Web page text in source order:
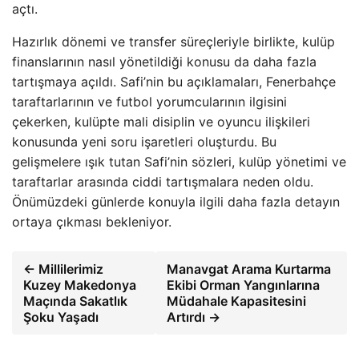
açtı.
Hazırlık dönemi ve transfer süreçleriyle birlikte, kulüp
finanslarının nasıl yönetildiği konusu da daha fazla
tartışmaya açıldı. Safi’nin bu açıklamaları, Fenerbahçe
taraftarlarının ve futbol yorumcularının ilgisini
çekerken, kulüpte mali disiplin ve oyuncu ilişkileri
konusunda yeni soru işaretleri oluşturdu. Bu
gelişmelere ışık tutan Safi’nin sözleri, kulüp yönetimi ve
taraftarlar arasında ciddi tartışmalara neden oldu.
Önümüzdeki günlerde konuyla ilgili daha fazla detayın
ortaya çıkması bekleniyor.
← Millilerimiz
Kuzey Makedonya
Maçında Sakatlık
Şoku Yaşadı
Manavgat Arama Kurtarma
Ekibi Orman Yangınlarına
Müdahale Kapasitesini
Artırdı →